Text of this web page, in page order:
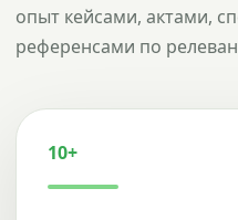
опыт кейсами, актами,
референсами по
10+